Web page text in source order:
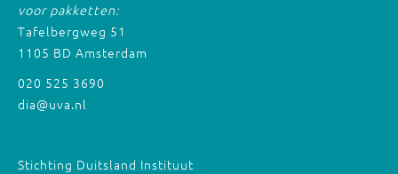
voor pakketten:
Tafelbergweg 51
1105 BD Amsterdam
020 525 3690
dia@uva.nl
Stichting Duitsland Instituut